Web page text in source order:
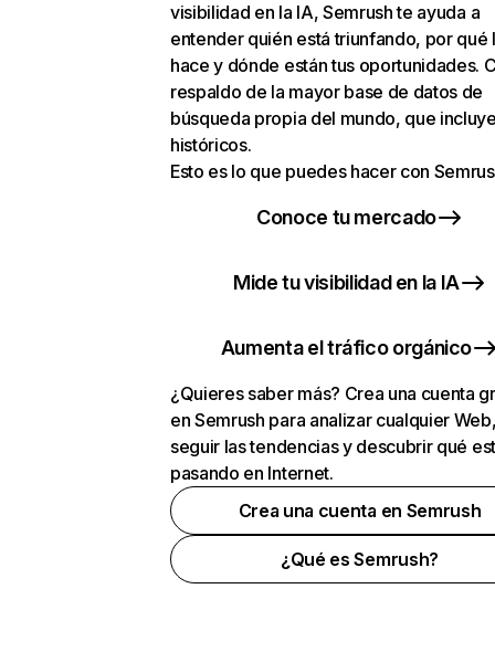
visibilidad en la IA, Semrush te ayuda a
entender quién está triunfando, por qué
hace y dónde están tus oportunidades.
respaldo de la mayor base de datos de
búsqueda propia del mundo, que
históricos.
Esto es lo que puedes hacer con
Conoce tu mercado
Mide tu visibilidad en la IA
Aumenta el tráfico orgánico
¿Quieres saber más? Crea una cuenta
en Semrush para analizar cualquier
seguir las tendencias y descubrir qué
pasando en Internet.
Crea una cuenta en Semrush
¿Qué es Semrush?